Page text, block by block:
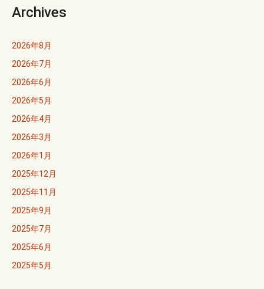
Archives
2026年8月
2026年7月
2026年6月
2026年5月
2026年4月
2026年3月
2026年1月
2025年12月
2025年11月
2025年9月
2025年7月
2025年6月
2025年5月